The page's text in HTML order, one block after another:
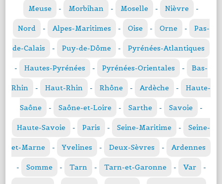
Meuse - Morbihan - Moselle - Nièvre -
Nord - Alpes-Maritimes - Oise - Orne - Pas-
de-Calais - Puy-de-Dôme - Pyrénées-Atlantiques
- Hautes-Pyrénées - Pyrénées-Orientales - Bas-
Rhin - Haut-Rhin - Rhône - Ardèche - Haute-
Saône - Saône-et-Loire - Sarthe - Savoie -
Haute-Savoie - Paris - Seine-Maritime - Seine-
et-Marne - Yvelines - Deux-Sèvres - Ardennes
- Somme - Tarn - Tarn-et-Garonne - Var -